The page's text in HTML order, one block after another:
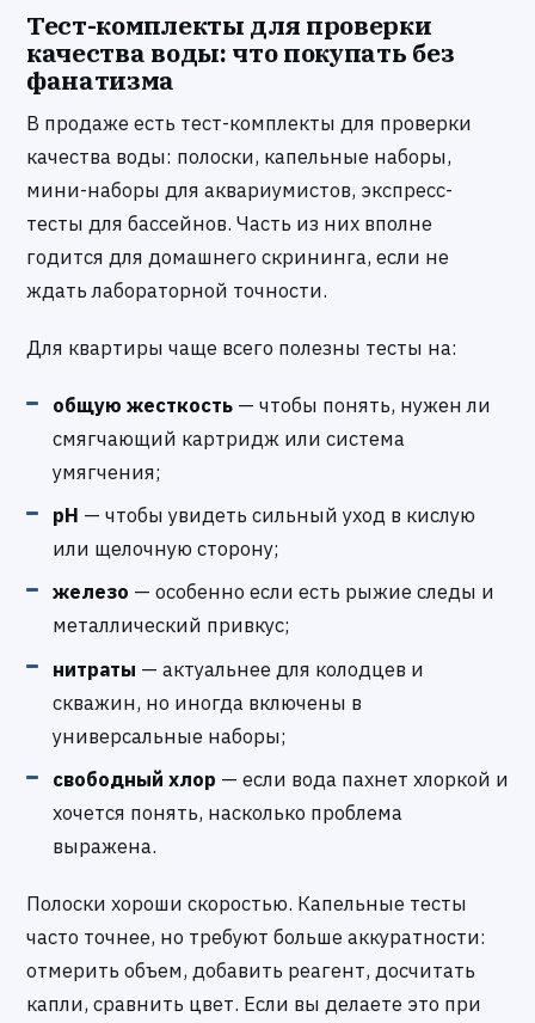
Тест-комплекты для проверки
качества воды: что покупать без
фанатизма
В продаже есть тест-комплекты для проверки
качества воды: полоски, капельные наборы,
мини-наборы для аквариумистов, экспресс-
тесты для бассейнов. Часть из них вполне
годится для домашнего скрининга, если не
ждать лабораторной точности.
Для квартиры чаще всего полезны тесты на:
общую жесткость — чтобы понять, нужен ли
смягчающий картридж или система
умягчения;
pH — чтобы увидеть сильный уход в кислую
или щелочную сторону;
железо — особенно если есть рыжие следы и
металлический привкус;
нитраты — актуальнее для колодцев и
скважин, но иногда включены в
универсальные наборы;
свободный хлор — если вода пахнет хлоркой и
хочется понять, насколько проблема
выражена.
Полоски хороши скоростью. Капельные тесты
часто точнее, но требуют больше аккуратности:
отмерить объем, добавить реагент, досчитать
капли, сравнить цвет. Если вы делаете это при